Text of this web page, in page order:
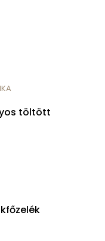
töltött